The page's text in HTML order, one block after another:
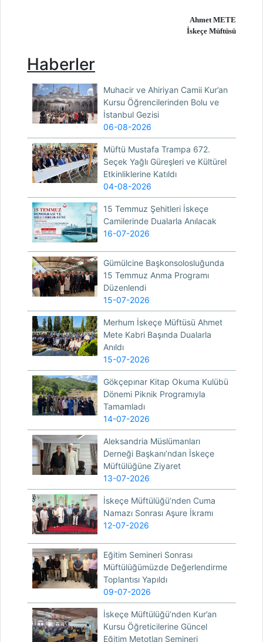
Ahmet METE
İskeçe Müftüsü
Haberler
Muhacir ve Ahiriyan Camii Kur’an
Kursu Öğrencilerinden Bolu ve
İstanbul Gezisi
06-08-2026
Müftü Mustafa Trampa 672.
Seçek Yağlı Güreşleri ve Kültürel
Etkinliklerine Katıldı
04-08-2026
15 Temmuz Şehitleri İskeçe
Camilerinde Dualarla Anılacak
16-07-2026
Gümülcine Başkonsolosluğunda
15 Temmuz Anma Programı
Düzenlendi
15-07-2026
Merhum İskeçe Müftüsü Ahmet
Mete Kabri Başında Dualarla
Anıldı
15-07-2026
Gökçepınar Kitap Okuma Kulübü
Dönemi Piknik Programıyla
Tamamladı
14-07-2026
Aleksandria Müslümanları
Derneği Başkanı’ndan İskeçe
Müftülüğüne Ziyaret
13-07-2026
İskeçe Müftülüğü’nden Cuma
Namazı Sonrası Aşure İkramı
12-07-2026
Eğitim Semineri Sonrası
Müftülüğümüzde Değerlendirme
Toplantısı Yapıldı
09-07-2026
İskeçe Müftülüğü’nden Kur’an
Kursu Öğreticilerine Güncel
Eğitim Metotları Semineri